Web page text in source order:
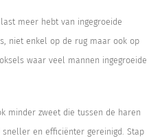
meer hebt van ingegroeide
niet enkel op de rug maar ook op
waar veel mannen ingegroeide
minder zweet die tussen de haren
en efficiënter gereinigd. Stap